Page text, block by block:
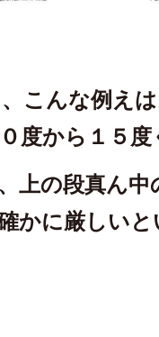
こんな例え
度から１５度
上の段真ん
かに厳しい